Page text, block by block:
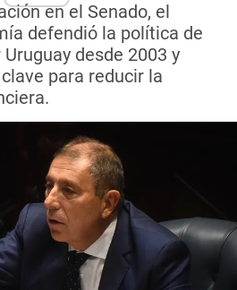
en el Senado, el
defendió la política de
desde 2003 y
para reducir la